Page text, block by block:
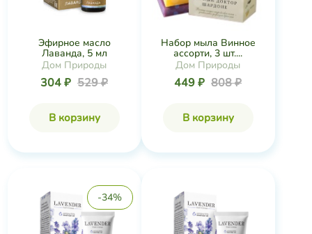
Эфирное масло
Лаванда, 5 мл
Дом Природы
304 ₽ 529 ₽
В корзину
Набор мыла Винное
ассорти, 3 шт....
Дом Природы
449 ₽ 808 ₽
В корзину
-34%